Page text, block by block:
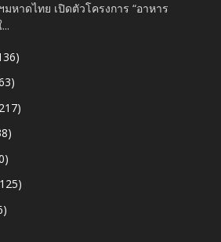
หาดไทย เปิดตัวโครงการ “อาหาร